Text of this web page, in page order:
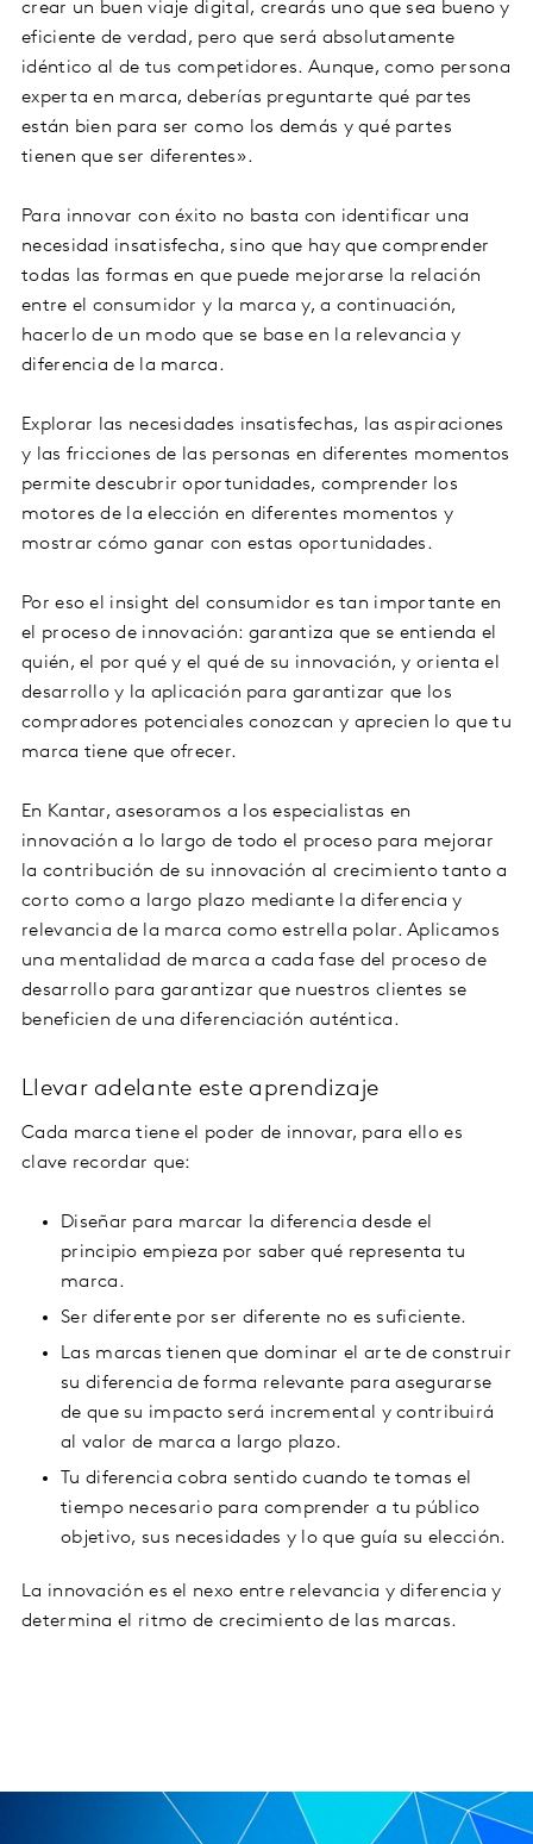
crear un buen viaje digital, crearás uno que sea bueno y
eficiente de verdad, pero que será absolutamente
idéntico al de tus competidores. Aunque, como persona
experta en marca, deberías preguntarte qué partes
están bien para ser como los demás y qué partes
tienen que ser diferentes».
Para innovar con éxito no basta con identificar una
necesidad insatisfecha, sino que hay que comprender
todas las formas en que puede mejorarse la relación
entre el consumidor y la marca y, a continuación,
hacerlo de un modo que se base en la relevancia y
diferencia de la marca.
Explorar las necesidades insatisfechas, las aspiraciones
y las fricciones de las personas en diferentes momentos
permite descubrir oportunidades, comprender los
motores de la elección en diferentes momentos y
mostrar cómo ganar con estas oportunidades.
Por eso el insight del consumidor es tan importante en
el proceso de innovación: garantiza que se entienda el
quién, el por qué y el qué de su innovación, y orienta el
desarrollo y la aplicación para garantizar que los
compradores potenciales conozcan y aprecien lo que tu
marca tiene que ofrecer.
En Kantar, asesoramos a los especialistas en
innovación a lo largo de todo el proceso para mejorar
la contribución de su innovación al crecimiento tanto a
corto como a largo plazo mediante la diferencia y
relevancia de la marca como estrella polar. Aplicamos
una mentalidad de marca a cada fase del proceso de
desarrollo para garantizar que nuestros clientes se
beneficien de una diferenciación auténtica.
Llevar adelante este aprendizaje
Cada marca tiene el poder de innovar, para ello es
clave recordar que:
Diseñar para marcar la diferencia desde el
principio empieza por saber qué representa tu
marca.
Ser diferente por ser diferente no es suficiente.
Las marcas tienen que dominar el arte de construir
su diferencia de forma relevante para asegurarse
de que su impacto será incremental y contribuirá
al valor de marca a largo plazo.
Tu diferencia cobra sentido cuando te tomas el
tiempo necesario para comprender a tu público
objetivo, sus necesidades y lo que guía su elección.
La innovación es el nexo entre relevancia y diferencia y
determina el ritmo de crecimiento de las marcas.